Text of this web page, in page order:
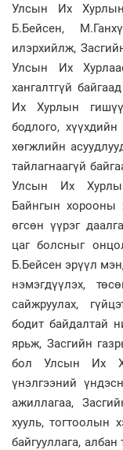
Улсын Их
Б.Бейсен,
илэрхийлж,
Улсын Их
хангалтгүй
Их Хурлын
бодлого,
хөгжлийн
тайлагнаагүй
Улсын Их
Байнгын хорооны
өгсөн үүрэг
цаг болсныг
Б.Бейсен эрүүл
нэмэгдүүлэх,
сайжруулах,
бодит байдалтай
ярьж, Засгийн
бол Улсын Их
үнэлгээний
ажиллагаа,
хууль, тогтоолын
байгууллага,